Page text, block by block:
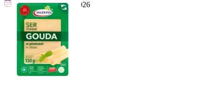
Przydatny do05-10-2026